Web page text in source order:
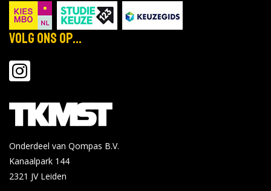
Volg ons op...
Onderdeel van Qompas B.V.
Kanaalpark 144
2321 JV Leiden